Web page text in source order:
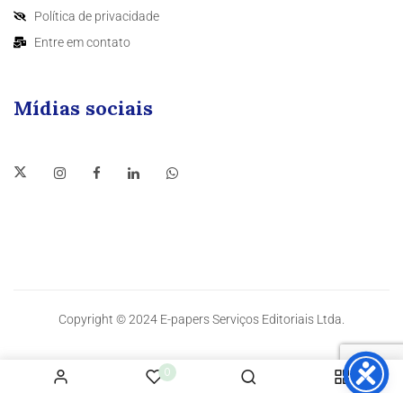
0
Política de privacidade
Entre em contato
Mídias sociais
Copyright © 2024 E-papers Serviços Editoriais Ltda.